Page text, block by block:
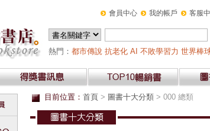
會員中心 我的帳戶 客服
熱門： 都市傳說 抗老化 AI 不敗學習力 世界棒
目前位置： 首頁 > 圖書十大分類 > 000 總類